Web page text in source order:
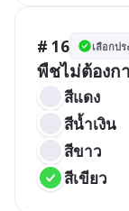
# 16 เลือกปร
พืชไม่ต้องก
สีแดง
สีน้ำเงิน
สีขาว
สีเขียว